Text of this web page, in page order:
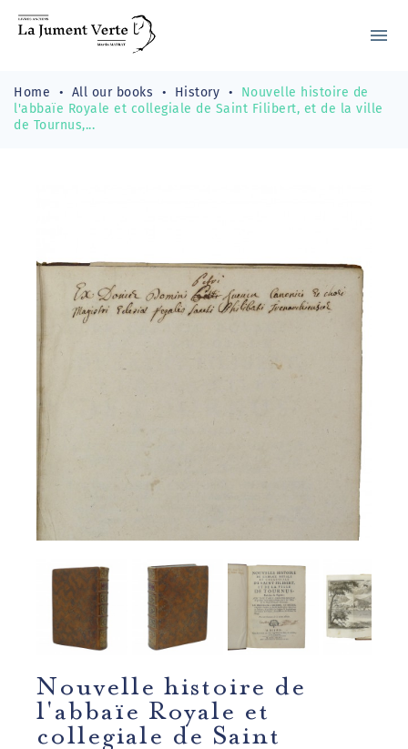
menu
Home All our books History
Nouvelle histoire de
l'abbaïe Royale et collegiale de Saint Filibert, et de la ville
de Tournus,...
Nouvelle histoire de
l'abbaïe Royale et
collegiale de Saint